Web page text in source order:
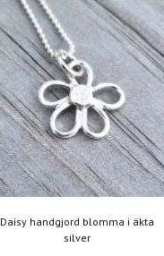
Daisy handgjord blomma i äkta
silver